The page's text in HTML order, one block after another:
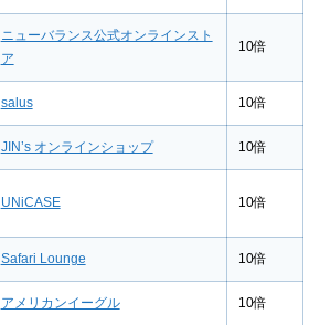
ニューバランス公式オンラインスト
ア
10倍
salus 10倍
JIN’s オンラインショップ 10倍
UNiCASE 10倍
Safari Lounge 10倍
アメリカンイーグル 10倍